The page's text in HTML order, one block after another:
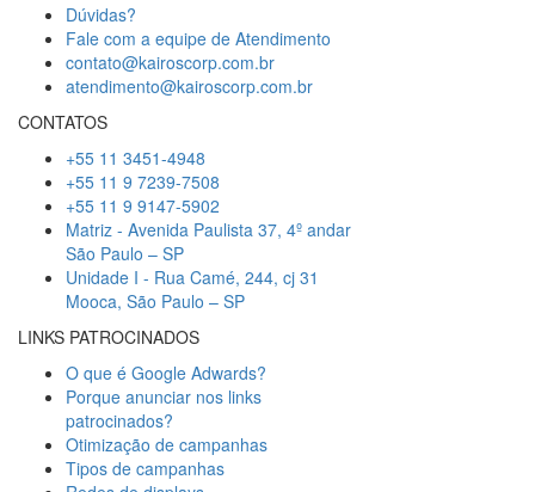
Dúvidas?
Fale com a equipe de Atendimento
contato@kairoscorp.com.br
atendimento@kairoscorp.com.br
CONTATOS
+55 11 3451-4948
+55 11 9 7239-7508
+55 11 9 9147-5902
Matriz - Avenida Paulista 37, 4º andar
São Paulo – SP
Unidade I - Rua Camé, 244, cj 31
Mooca, São Paulo – SP
LINKS PATROCINADOS
O que é Google Adwards?
Porque anunciar nos links
patrocinados?
Otimização de campanhas
Tipos de campanhas